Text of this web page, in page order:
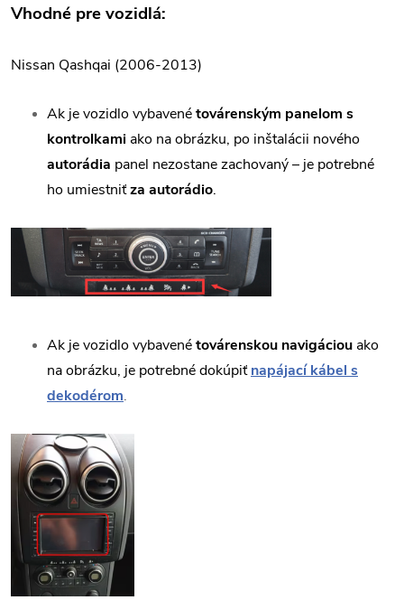
Vhodné pre vozidlá:
Nissan Qashqai (2006-2013)
Ak je vozidlo vybavenétovárenským panelom s
kontrolkami ako na obrázku, po inštalácii nového
autorádia panel nezostane zachovaný – je potrebné
ho umiestniťza autorádio.
Ak je vozidlo vybavenétovárenskou navigáciou ako
na obrázku, je potrebné dokúpiť napájací kábel s
dekodérom.